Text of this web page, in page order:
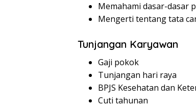
Memahami dasar-dasar
Mengerti tentang tata
Tunjangan Karyawan
Gaji pokok
Tunjangan hari raya
BPJS Kesehatan dan
Cuti tahunan